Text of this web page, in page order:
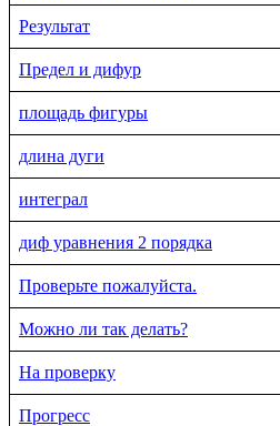
Результат
Предел и дифур
площадь фигуры
длина дуги
интеграл
диф уравнения 2 порядка
Проверьте пожалуйста.
Можно ли так делать?
На проверку
Прогресс